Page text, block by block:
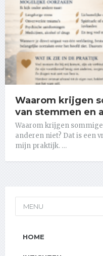
Waarom krijgen
van stemmen en
Waarom krijgen
anderen niet? Dat is een
mijn praktijk. …
MENU
HOME